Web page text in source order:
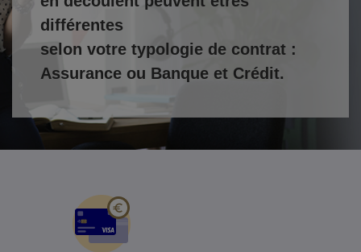
différentes
selon votre typologie de contrat :
Assurance ou Banque et Crédit.